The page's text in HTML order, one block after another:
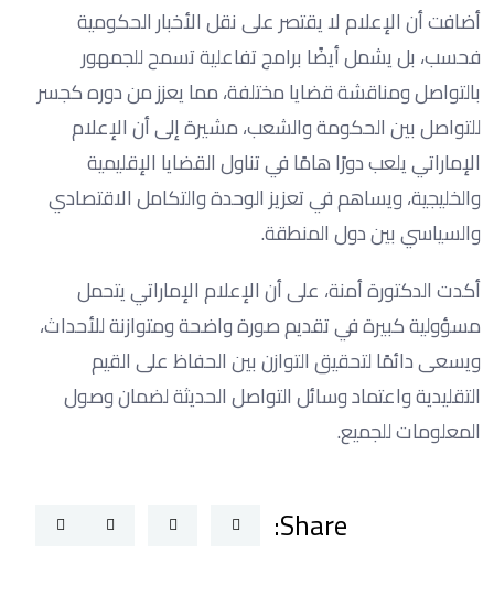
أضافت أن الإعلام لا يقتصر على نقل الأخبار الحكومية
فحسب، بل يشمل أيضًا برامج تفاعلية تسمح للجمهور
بالتواصل ومناقشة قضايا مختلفة، مما يعزز من دوره كجسر
للتواصل بين الحكومة والشعب، مشيرة إلى أن الإعلام
الإماراتي يلعب دورًا هامًا في تناول القضايا الإقليمية
والخليجية، ويساهم في تعزيز الوحدة والتكامل الاقتصادي
والسياسي بين دول المنطقة.
أكدت الدكتورة أمنة، على أن الإعلام الإماراتي يتحمل
مسؤولية كبيرة في تقديم صورة واضحة ومتوازنة للأحداث،
ويسعى دائمًا لتحقيق التوازن بين الحفاظ على القيم
التقليدية واعتماد وسائل التواصل الحديثة لضمان وصول
المعلومات للجميع.
Share: